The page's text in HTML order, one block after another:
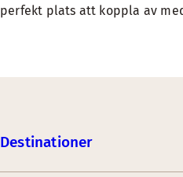
perfekt plats att koppla av
Destinationer